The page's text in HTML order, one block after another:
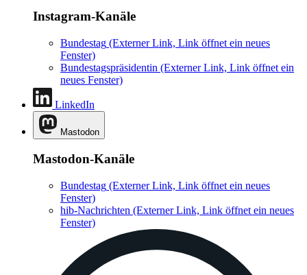
Instagram-Kanäle
Bundestag (Externer Link, Link öffnet ein neues
Fenster)
Bundestagspräsidentin (Externer Link, Link öffnet ein
neues Fenster)
LinkedIn
Mastodon
Mastodon-Kanäle
Bundestag (Externer Link, Link öffnet ein neues
Fenster)
hib-Nachrichten (Externer Link, Link öffnet ein neues
Fenster)